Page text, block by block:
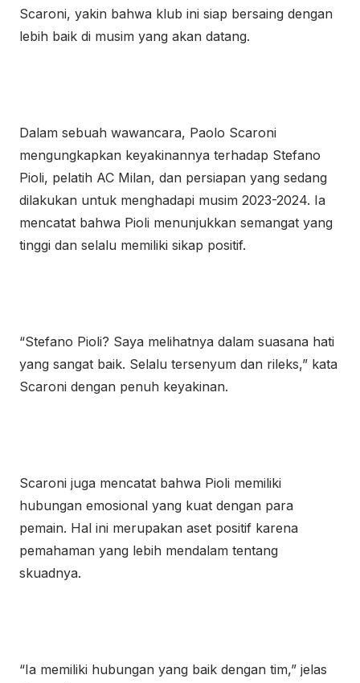
Scaroni, yakin bahwa klub ini siap bersaing dengan
lebih baik di musim yang akan datang.
Dalam sebuah wawancara, Paolo Scaroni
mengungkapkan keyakinannya terhadap Stefano
Pioli, pelatih AC Milan, dan persiapan yang sedang
dilakukan untuk menghadapi musim 2023-2024. Ia
mencatat bahwa Pioli menunjukkan semangat yang
tinggi dan selalu memiliki sikap positif.
“Stefano Pioli? Saya melihatnya dalam suasana hati
yang sangat baik. Selalu tersenyum dan rileks,” kata
Scaroni dengan penuh keyakinan.
Scaroni juga mencatat bahwa Pioli memiliki
hubungan emosional yang kuat dengan para
pemain. Hal ini merupakan aset positif karena
pemahaman yang lebih mendalam tentang
skuadnya.
“Ia memiliki hubungan yang baik dengan tim,” jelas